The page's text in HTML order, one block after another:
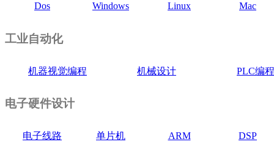
Dos Windows Linux Mac
工业自动化
机器视觉编程 机械设计 PLC编程
电子硬件设计
电子线路 单片机 ARM DSP